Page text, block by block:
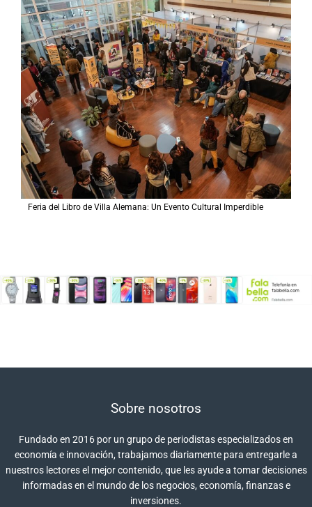
Feria del Libro de Villa Alemana: Un Evento Cultural Imperdible
Sobre nosotros
Fundado en 2016 por un grupo de periodistas especializados en
economía e innovación, trabajamos diariamente para entregarle a
nuestros lectores el mejor contenido, que les ayude a tomar decisiones
informadas en el mundo de los negocios, economía, finanzas e
inversiones.